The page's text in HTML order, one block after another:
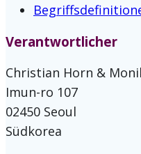
Verantwortlicher
Christian Horn &
Imun-ro 107
02450 Seoul
Südkorea